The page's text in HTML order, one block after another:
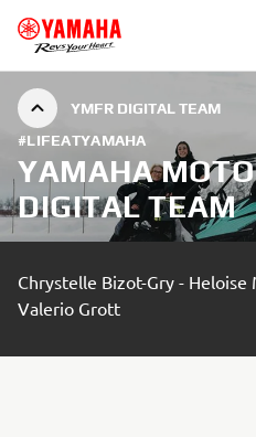
YMFR DIGITAL TEAM
#LIFEATYAMAHA
YAMAHA
DIGITAL TEAM
Chrystelle Bizot-Gry - Heloise
Valerio Grott